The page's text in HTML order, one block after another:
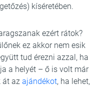
kíséretében.
ezért rátok?
ez akkor nem esik
tud érezni azzal, ha
a helyét – ő is volt már
át az ajándékot, ha lehet,